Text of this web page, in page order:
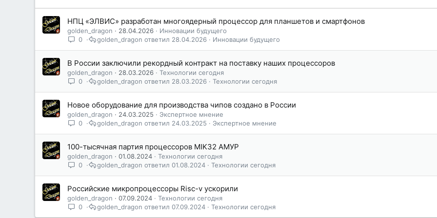
НПЦ «ЭЛВИС» разработан многоядерный процессор для планшетов и смартфонов
golden_dragon 28.04.2026
Инновации будущего
0
Инновации будущего
28.04.2026
golden_dragon
В России заключили рекордный контракт на поставку наших процессоров
golden_dragon 28.03.2026
Технологии сегодня
0
Технологии сегодня
28.03.2026
golden_dragon
Новое оборудование для производства чипов создано в России
golden_dragon 24.03.2025
Экспертное мнение
0
Экспертное мнение
24.03.2025
golden_dragon
100-тысячная партия процессоров MIK32 АМУР
golden_dragon 01.08.2024
Технологии сегодня
0
Технологии сегодня
01.08.2024
golden_dragon
Российские микропроцессоры Risc-v ускорили
golden_dragon 07.09.2024
Технологии сегодня
0
Технологии сегодня
07.09.2024
golden_dragon